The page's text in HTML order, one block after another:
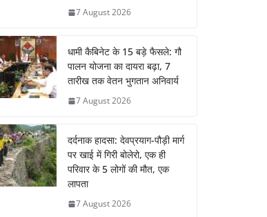
7 August 2026
धामी कैबिनेट के 15 बड़े फैसले: गौ
पालन योजना का दायरा बढ़ा, 7
तारीख तक वेतन भुगतान अनिवार्य
7 August 2026
दर्दनाक हादसा: देवप्रयाग-पौड़ी मार्ग
पर खाई में गिरी बोलेरो, एक ही
परिवार के 5 लोगों की मौत, एक
लापता
7 August 2026